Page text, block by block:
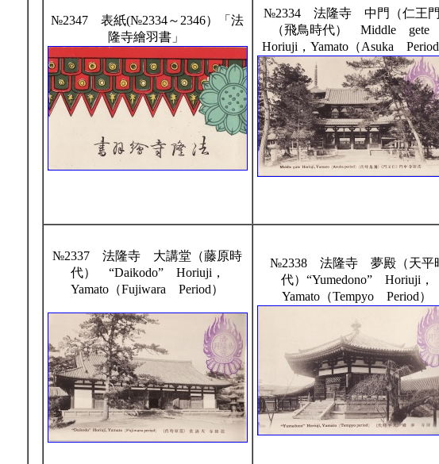
№2347 表紙(№2334～2346）「法
隆寺繪羽書」
№2334 法隆寺 中門（仁王門
（飛鳥時代） Middle gete
Horiuji，Yamato（Asuka Period
№2337 法隆寺 大講堂（藤原時
代） “Daikodo” Horiuji，
Yamato（Fujiwara Period）
№2338 法隆寺 夢殿（天平
代）“Yumedono” Horiuji，
Yamato（Tempyo Period）